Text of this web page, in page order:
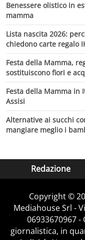
Benessere olistico in
mamma
Lista nascita 2026:
chiedono carte regalo
Festa della Mamma,
sostituiscono fiori e
Festa della Mamma in
Assisi
Alternative ai succhi
mangiare meglio i
Redazione
Copyright ©
Mediahouse Srl -
06933670967
giornalistica, in